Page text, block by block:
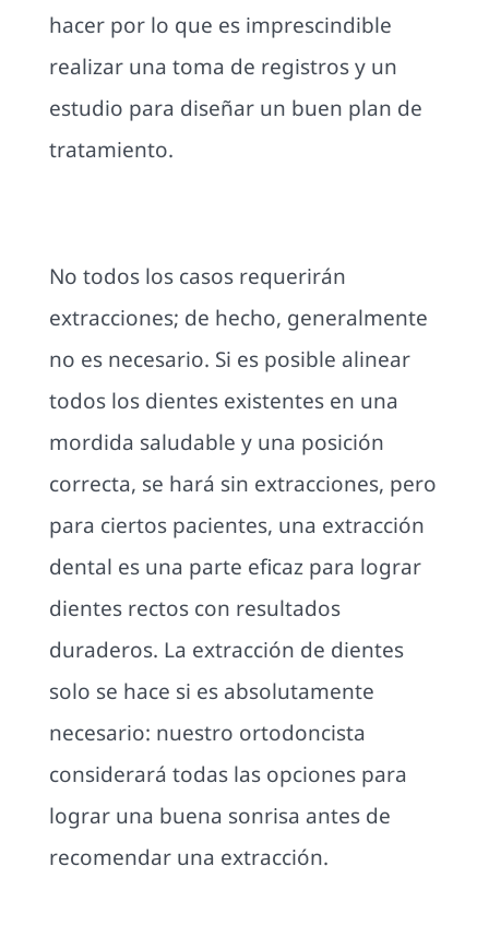
hacer por lo que es imprescindible
realizar una toma de registros y un
estudio para diseñar un buen plan de
tratamiento.
No todos los casos requerirán
extracciones; de hecho, generalmente
no es necesario. Si es posible alinear
todos los dientes existentes en una
mordida saludable y una posición
correcta, se hará sin extracciones, pero
para ciertos pacientes, una extracción
dental es una parte eficaz para lograr
dientes rectos con resultados
duraderos. La extracción de dientes
solo se hace si es absolutamente
necesario: nuestro ortodoncista
considerará todas las opciones para
lograr una buena sonrisa antes de
recomendar una extracción.